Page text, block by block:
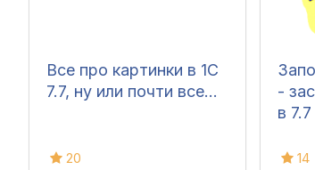
Все про картинки в 1С
7.7, ну или почти все...
20
-
в 7.7
14